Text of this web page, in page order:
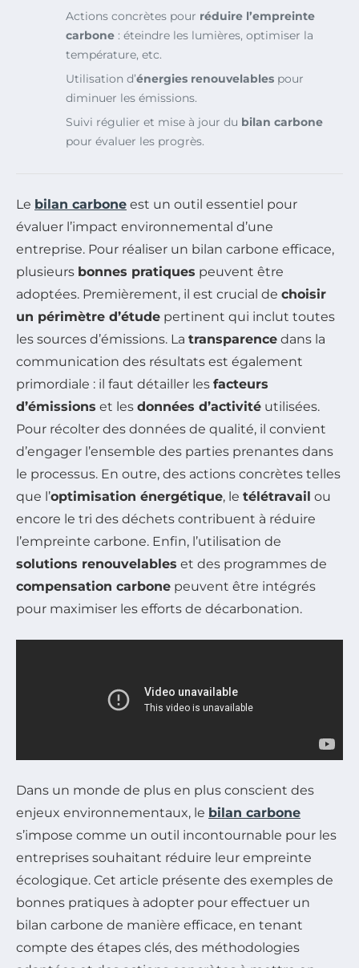
Actions concrètes pour réduire l’empreinte
carbone : éteindre les lumières, optimiser la
température, etc.
Utilisation d’énergies renouvelables pour
diminuer les émissions.
Suivi régulier et mise à jour du bilan carbone
pour évaluer les progrès.
Le bilan carbone est un outil essentiel pour
évaluer l’impact environnemental d’une
entreprise. Pour réaliser un bilan carbone efficace,
plusieurs bonnes pratiques peuvent être
adoptées. Premièrement, il est crucial de choisir
un périmètre d’étude pertinent qui inclut toutes
les sources d’émissions. La transparence dans la
communication des résultats est également
primordiale : il faut détailler les facteurs
d’émissions et les données d’activité utilisées.
Pour récolter des données de qualité, il convient
d’engager l’ensemble des parties prenantes dans
le processus. En outre, des actions concrètes telles
que l’optimisation énergétique, le télétravail ou
encore le tri des déchets contribuent à réduire
l’empreinte carbone. Enfin, l’utilisation de
solutions renouvelables et des programmes de
compensation carbone peuvent être intégrés
pour maximiser les efforts de décarbonation.
Dans un monde de plus en plus conscient des
enjeux environnementaux, le bilan carbone
s’impose comme un outil incontournable pour les
entreprises souhaitant réduire leur empreinte
écologique. Cet article présente des exemples de
bonnes pratiques à adopter pour effectuer un
bilan carbone de manière efficace, en tenant
compte des étapes clés, des méthodologies